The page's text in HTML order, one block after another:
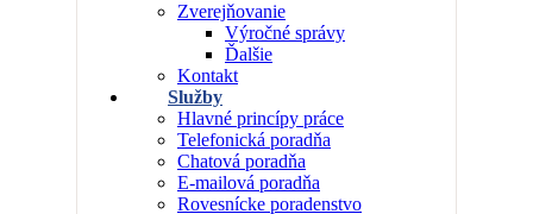
Zverejňovanie
Výročné správy
Ďalšie
Kontakt
Služby
Hlavné princípy práce
Telefonická poradňa
Chatová poradňa
E-mailová poradňa
Rovesnícke poradenstvo